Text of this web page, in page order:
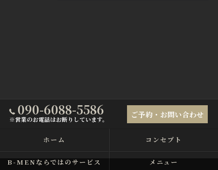
090-6088-5586
※営業のお電話はお断りしています。
ご予約・お問い合わせ
ホーム コンセプト
B-MENならではのサービス メニュー